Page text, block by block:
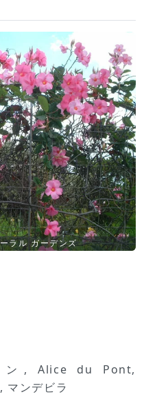
ラル ガーデンズ
, Alice du Pont,
ンデビラ